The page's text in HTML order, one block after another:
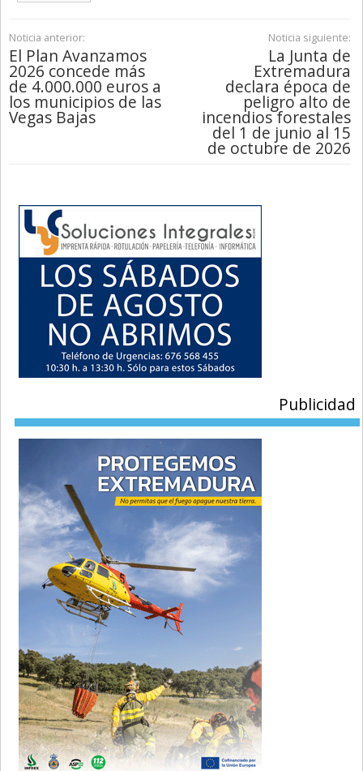
Noticia anterior:
El Plan Avanzamos
2026 concede más
de 4.000.000 euros a
los municipios de las
Vegas Bajas
Noticia siguiente:
La Junta de
Extremadura
declara época de
peligro alto de
incendios forestales
del 1 de junio al 15
de octubre de 2026
Publicidad